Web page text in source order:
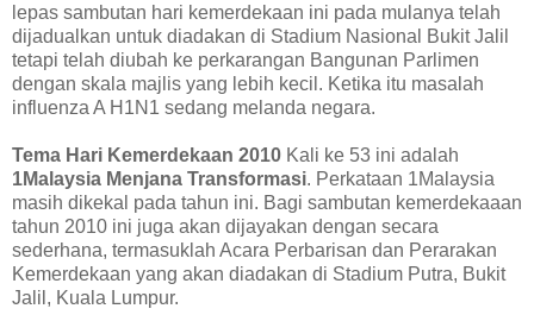
lepas sambutan hari kemerdekaan ini pada mulanya telah
dijadualkan untuk diadakan di Stadium Nasional Bukit Jalil
tetapi telah diubah ke perkarangan Bangunan Parlimen
dengan skala majlis yang lebih kecil. Ketika itu masalah
influenza A H1N1 sedang melanda negara.
Tema Hari Kemerdekaan 2010 Kali ke 53 ini adalah
1Malaysia Menjana Transformasi. Perkataan 1Malaysia
masih dikekal pada tahun ini. Bagi sambutan kemerdekaaan
tahun 2010 ini juga akan dijayakan dengan secara
sederhana, termasuklah Acara Perbarisan dan Perarakan
Kemerdekaan yang akan diadakan di Stadium Putra, Bukit
Jalil, Kuala Lumpur.